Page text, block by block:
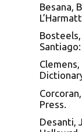
Besana,
Press.
Desanti,